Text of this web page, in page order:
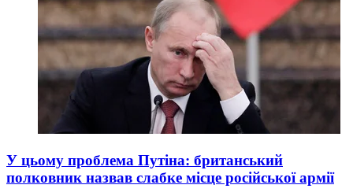
У цьому проблема Путіна: британський
полковник назвав слабке місце російської армії